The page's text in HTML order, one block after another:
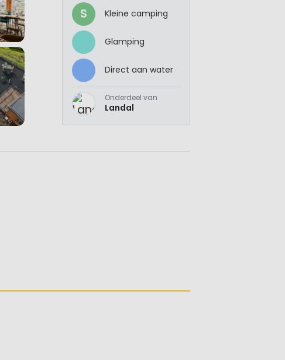
S Kleine camping
Glamping
Direct aan water
Onderdeel van
Landal